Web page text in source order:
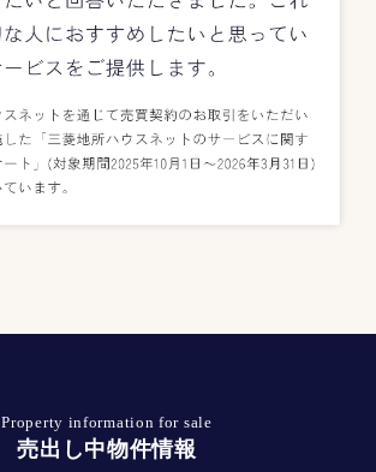
Property information for sale
売出し中物件情報